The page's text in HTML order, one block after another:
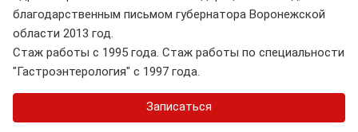
благодарственным письмом губернатора Воронежской
области 2013 год.
Стаж работы с 1995 года. Стаж работы по специальности
"Гастроэнтерология" с 1997 года.
Записаться